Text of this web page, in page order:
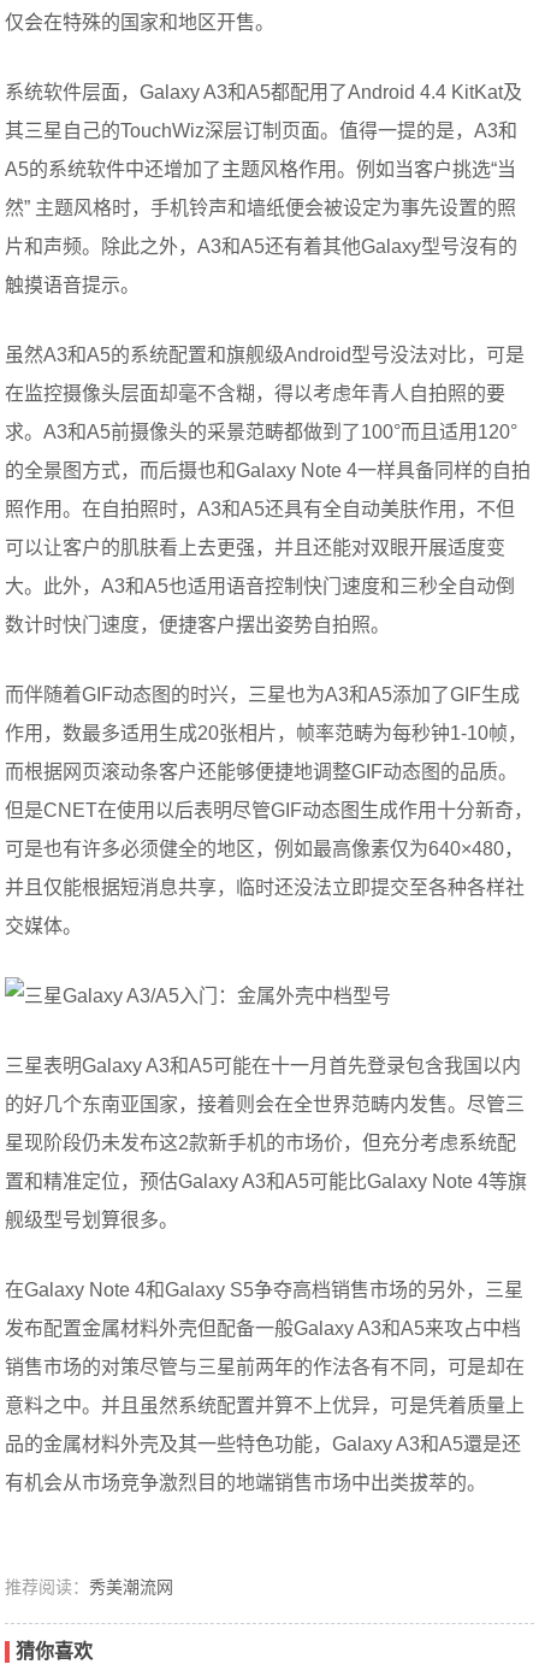
仅会在特殊的国家和地区开售。
系统软件层面，Galaxy A3和A5都配用了Android 4.4 KitKat及
其三星自己的TouchWiz深层订制页面。值得一提的是，A3和
A5的系统软件中还增加了主题风格作用。例如当客户挑选“当
然” 主题风格时，手机铃声和墙纸便会被设定为事先设置的照
片和声频。除此之外，A3和A5还有着其他Galaxy型号沒有的
触摸语音提示。
虽然A3和A5的系统配置和旗舰级Android型号没法对比，可是
在监控摄像头层面却毫不含糊，得以考虑年青人自拍照的要
求。A3和A5前摄像头的采景范畴都做到了100°而且适用120°
的全景图方式，而后摄也和Galaxy Note 4一样具备同样的自拍
照作用。在自拍照时，A3和A5还具有全自动美肤作用，不但
可以让客户的肌肤看上去更强，并且还能对双眼开展适度变
大。此外，A3和A5也适用语音控制快门速度和三秒全自动倒
数计时快门速度，便捷客户摆出姿势自拍照。
而伴随着GIF动态图的时兴，三星也为A3和A5添加了GIF生成
作用，数最多适用生成20张相片，帧率范畴为每秒钟1-10帧，
而根据网页滚动条客户还能够便捷地调整GIF动态图的品质。
但是CNET在使用以后表明尽管GIF动态图生成作用十分新奇，
可是也有许多必须健全的地区，例如最高像素仅为640×480，
并且仅能根据短消息共享，临时还没法立即提交至各种各样社
交媒体。
三星表明Galaxy A3和A5可能在十一月首先登录包含我国以内
的好几个东南亚国家，接着则会在全世界范畴内发售。尽管三
星现阶段仍未发布这2款新手机的市场价，但充分考虑系统配
置和精准定位，预估Galaxy A3和A5可能比Galaxy Note 4等旗
舰级型号划算很多。
在Galaxy Note 4和Galaxy S5争夺高档销售市场的另外，三星
发布配置金属材料外壳但配备一般Galaxy A3和A5来攻占中档
销售市场的对策尽管与三星前两年的作法各有不同，可是却在
意料之中。并且虽然系统配置并算不上优异，可是凭着质量上
品的金属材料外壳及其一些特色功能，Galaxy A3和A5還是还
有机会从市场竞争激烈目的地端销售市场中出类拔萃的。
推荐阅读：秀美潮流网
猜你喜欢